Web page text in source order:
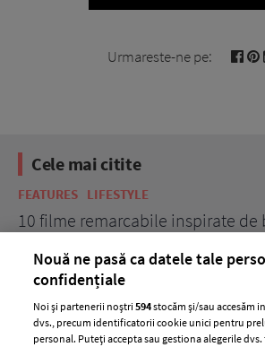
Urmareste-ne pe:
Cele mai citite
FEATURES LIFESTYLE
10 filme remarcabile inspirate de
Nouă ne pasă ca datele tale
confidențiale
Noi și partenerii noștri594stocăm și/sau accesăm
dvs., precum identificatorii cookie unici pentru
personal. Puteți accepta sau gestiona alegerile